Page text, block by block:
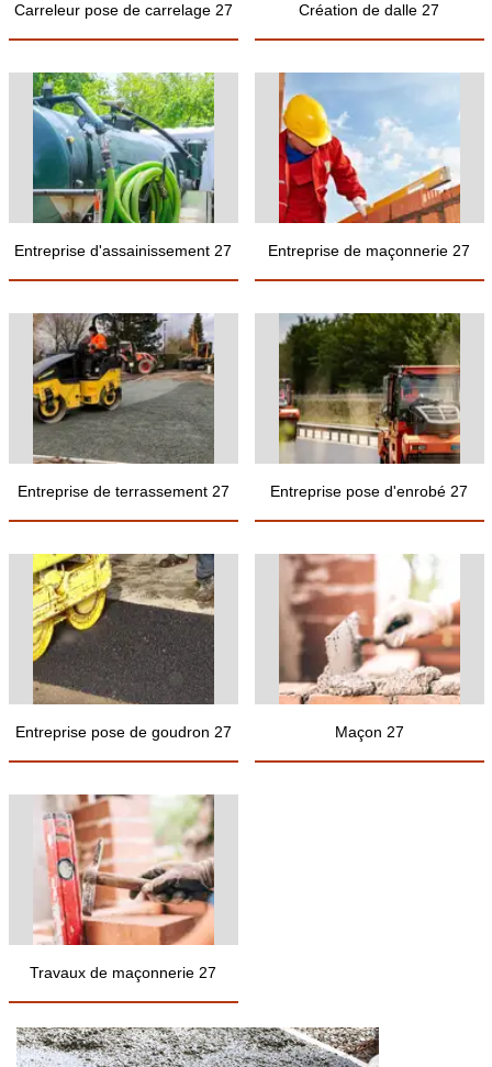
Carreleur pose de carrelage 27 Création de dalle 27
Entreprise d'assainissement 27 Entreprise de maçonnerie 27
Entreprise de terrassement 27 Entreprise pose d'enrobé 27
Entreprise pose de goudron 27 Maçon 27
Travaux de maçonnerie 27